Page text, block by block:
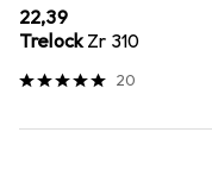
EUR
22,39
TrelockZr 310
20